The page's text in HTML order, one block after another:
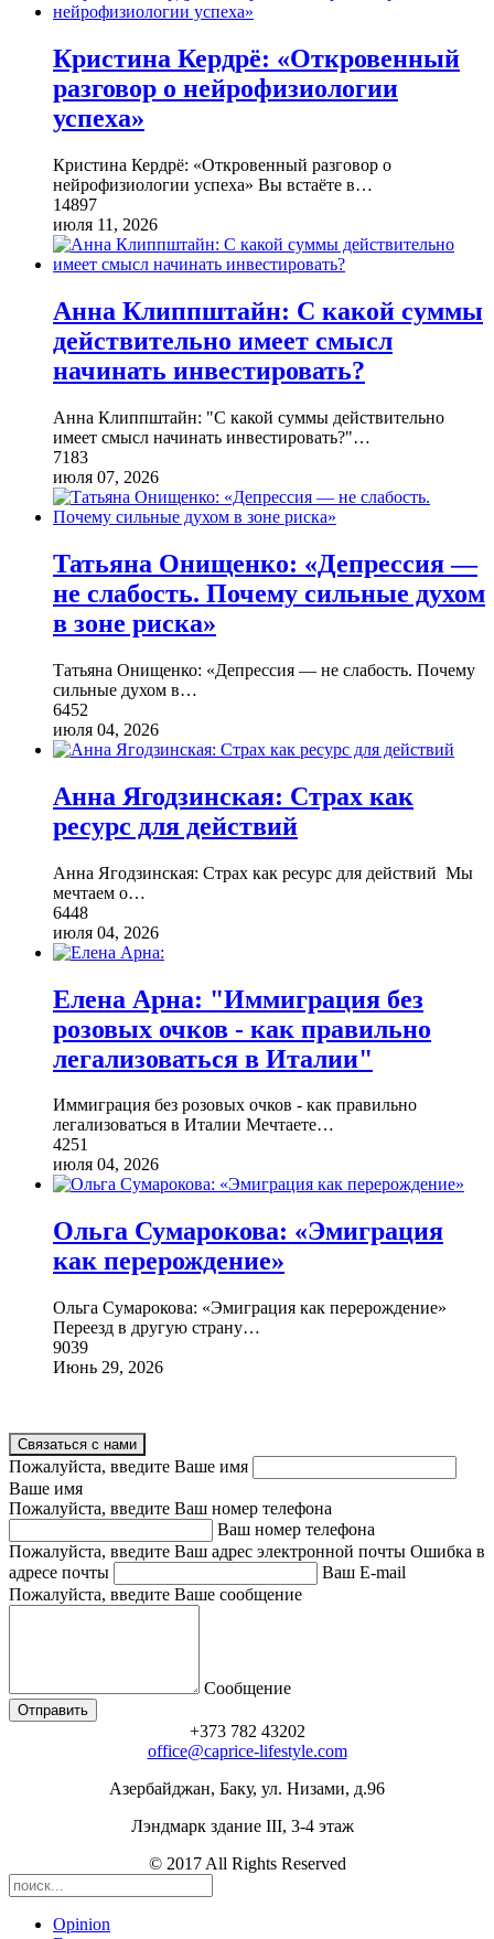
Кристина Кердрё: «Откровенный
разговор о нейрофизиологии
успеха»
Кристина Кердрё: «Откровенный разговор о
нейрофизиологии успеха» Вы встаёте в…
14897
июля 11, 2026
Анна Клиппштайн: С какой суммы
действительно имеет смысл
начинать инвестировать?
Анна Клиппштайн: "С какой суммы действительно
имеет смысл начинать инвестировать?"…
7183
июля 07, 2026
Татьяна Онищенко: «Депрессия —
не слабость. Почему сильные духом
в зоне риска»
Татьяна Онищенко: «Депрессия — не слабость. Почему
сильные духом в…
6452
июля 04, 2026
Анна Ягодзинская: Страх как
ресурс для действий
Анна Ягодзинская: Страх как ресурс для действий Мы
мечтаем о…
6448
июля 04, 2026
Елена Арна: "Иммиграция без
розовых очков - как правильно
легализоваться в Италии"
Иммиграция без розовых очков - как правильно
легализоваться в Италии Мечтаете…
4251
июля 04, 2026
Ольга Сумарокова: «Эмиграция
как перерождение»
Ольга Сумарокова: «Эмиграция как перерождение»
Переезд в другую страну…
9039
Июнь 29, 2026
Связаться с нами
Пожалуйста, введите Ваше имя
Ваше имя
Пожалуйста, введите Ваш номер телефона
Ваш номер телефона
Пожалуйста, введите Ваш адрес электронной почты Ошибка в
адресе почты
Ваш E-mail
Пожалуйста, введите Ваше сообщение
Сообщение
+373 782 43202
office@caprice-lifestyle.com
Азербайджан, Баку, ул. Низами, д.96
Лэндмарк здание III, 3-4 этаж
© 2017 All Rights Reserved
Opinion